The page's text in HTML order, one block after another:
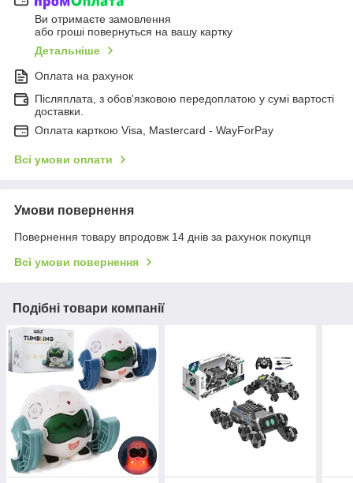
Ви отримаєте замовлення
або гроші повернуться на вашу картку
Детальніше
Оплата на рахунок
Післяплата, з обов'язковою передоплатою у сумі вартості
доставки.
Оплата карткою Visa, Mastercard - WayForPay
Всі умови оплати
Умови повернення
Повернення товару впродовж 14 днів за рахунок покупця
Всі умови повернення
Подібні товари компанії